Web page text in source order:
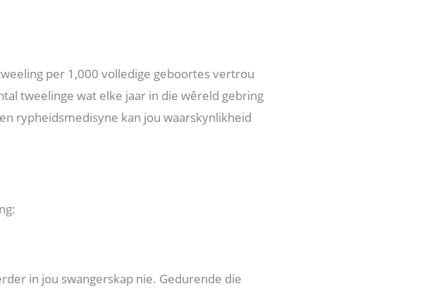
per 1,000 volledige geboortes vertrou
tweelinge wat elke jaar in die wêreld gebring
rypheidsmedisyne kan jou waarskynlikheid
in jou swangerskap nie. Gedurende die